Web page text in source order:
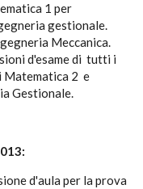
1 per
gestionale.
Meccanica.
d'esame di tutti i
Matematica 2 e
Gestionale.
d'aula per la prova